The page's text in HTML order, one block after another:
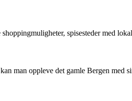
spisesteder med
man oppleve det gamle Bergen med